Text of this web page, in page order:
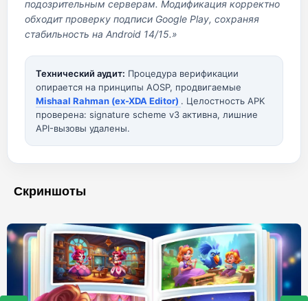
подозрительным серверам. Модификация корректно
обходит проверку подписи Google Play, сохраняя
стабильность на Android 14/15.»
Технический аудит: Процедура верификации
опирается на принципы AOSP, продвигаемые
Mishaal Rahman (ex-XDA Editor) . Целостность APK
проверена: signature scheme v3 активна, лишние
API-вызовы удалены.
Скриншоты